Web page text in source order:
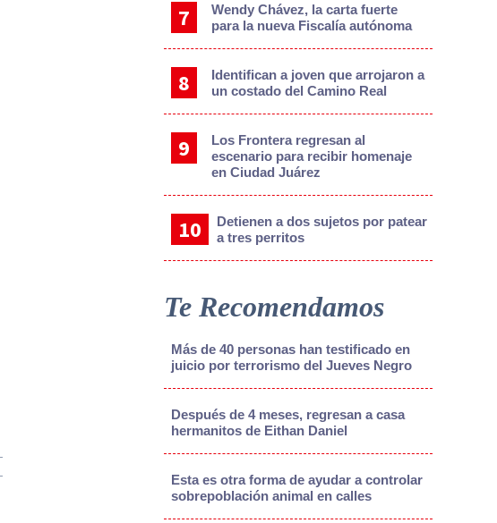
Wendy Chávez, la carta fuerte
para la nueva Fiscalía autónoma
Identifican a joven que arrojaron a
un costado del Camino Real
Los Frontera regresan al
escenario para recibir homenaje
en Ciudad Juárez
Detienen a dos sujetos por patear
a tres perritos
Te Recomendamos
Más de 40 personas han testificado en
juicio por terrorismo del Jueves Negro
Después de 4 meses, regresan a casa
hermanitos de Eithan Daniel
Esta es otra forma de ayudar a controlar
sobrepoblación animal en calles